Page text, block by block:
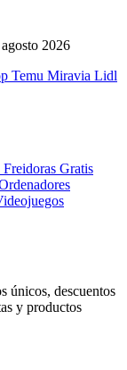
2026
Temu Miravia Lidl
Freidoras Gratis
únicos, descuentos
y productos